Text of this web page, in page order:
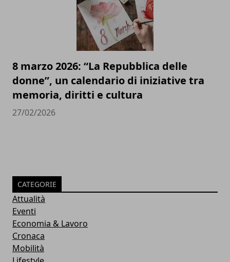
8 marzo 2026: “La Repubblica delle
donne”, un calendario di iniziative tra
memoria, diritti e cultura
27/02/2026
CATEGORIE
Attualità
Eventi
Economia & Lavoro
Cronaca
Mobilità